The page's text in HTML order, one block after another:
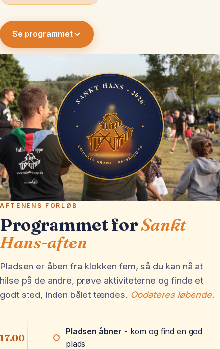
Se programmet
AFTENENS FORLØB
Programmet forSankt
Hans-aften
Pladsen er åben fra klokken fem, så du kan nå at
hilse på de andre, prøve aktiviteterne og finde et
godt sted, inden bålet tændes. Opdateres løbende.
17.00
Pladsen åbner - kom og find en god
plads